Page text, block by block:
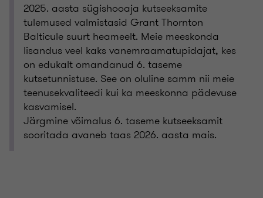
2025. aasta sügishooaja kutseeksamite
tulemused valmistasid Grant Thornton
Balticule suurt heameelt. Meie meeskonda
lisandus veel kaks vanemraamatupidajat, kes
on edukalt omandanud 6. taseme
kutsetunnistuse. See on oluline samm nii meie
teenusekvaliteedi kui ka meeskonna pädevuse
kasvamisel.
Järgmine võimalus 6. taseme kutseeksamit
sooritada avaneb taas 2026. aasta mais.